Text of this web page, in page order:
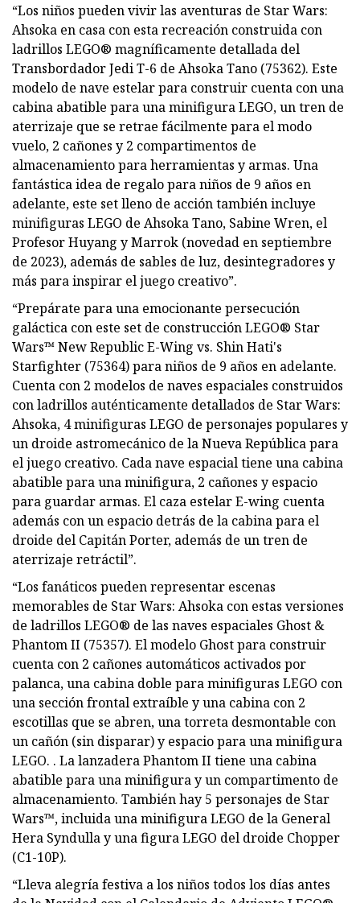
“Los niños pueden vivir las aventuras de Star Wars:
Ahsoka en casa con esta recreación construida con
ladrillos LEGO® magníficamente detallada del
Transbordador Jedi T-6 de Ahsoka Tano (75362). Este
modelo de nave estelar para construir cuenta con una
cabina abatible para una minifigura LEGO, un tren de
aterrizaje que se retrae fácilmente para el modo
vuelo, 2 cañones y 2 compartimentos de
almacenamiento para herramientas y armas. Una
fantástica idea de regalo para niños de 9 años en
adelante, este set lleno de acción también incluye
minifiguras LEGO de Ahsoka Tano, Sabine Wren, el
Profesor Huyang y Marrok (novedad en septiembre
de 2023), además de sables de luz, desintegradores y
más para inspirar el juego creativo”.
“Prepárate para una emocionante persecución
galáctica con este set de construcción LEGO® Star
Wars™ New Republic E-Wing vs. Shin Hati's
Starfighter (75364) para niños de 9 años en adelante.
Cuenta con 2 modelos de naves espaciales construidos
con ladrillos auténticamente detallados de Star Wars:
Ahsoka, 4 minifiguras LEGO de personajes populares y
un droide astromecánico de la Nueva República para
el juego creativo. Cada nave espacial tiene una cabina
abatible para una minifigura, 2 cañones y espacio
para guardar armas. El caza estelar E-wing cuenta
además con un espacio detrás de la cabina para el
droide del Capitán Porter, además de un tren de
aterrizaje retráctil”.
“Los fanáticos pueden representar escenas
memorables de Star Wars: Ahsoka con estas versiones
de ladrillos LEGO® de las naves espaciales Ghost &
Phantom II (75357). El modelo Ghost para construir
cuenta con 2 cañones automáticos activados por
palanca, una cabina doble para minifiguras LEGO con
una sección frontal extraíble y una cabina con 2
escotillas que se abren, una torreta desmontable con
un cañón (sin disparar) y espacio para una minifigura
LEGO. . La lanzadera Phantom II tiene una cabina
abatible para una minifigura y un compartimento de
almacenamiento. También hay 5 personajes de Star
Wars™, incluida una minifigura LEGO de la General
Hera Syndulla y una figura LEGO del droide Chopper
(C1-10P).
“Lleva alegría festiva a los niños todos los días antes